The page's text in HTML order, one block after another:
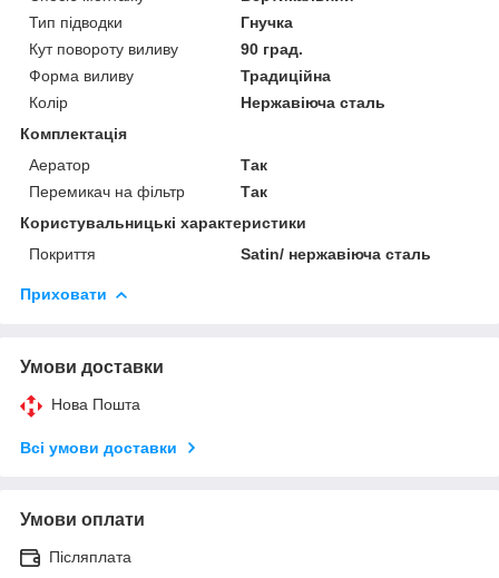
Тип підводки
Гнучка
Кут повороту виливу
90 град.
Форма виливу
Традиційна
Колір
Нержавіюча сталь
Комплектація
Аератор
Так
Перемикач на фільтр
Так
Користувальницькі характеристики
Покриття
Satin/ нержавіюча сталь
Приховати
Умови доставки
Нова Пошта
Всі умови доставки
Умови оплати
Післяплата